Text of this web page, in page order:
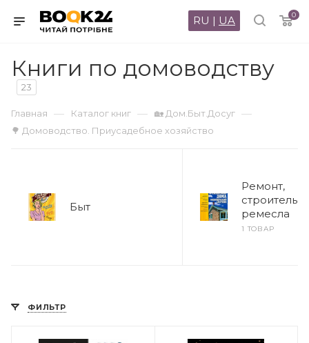
0
RU | UA
Книги по домоводству
23
Главная — Каталог книг — 🏡 Дом.Быт.Досуг —
🌳 Домоводство. Приусадебное хозяйство
Быт
Ремонт,
ремесла
1 ТОВАР
ФИЛЬТР